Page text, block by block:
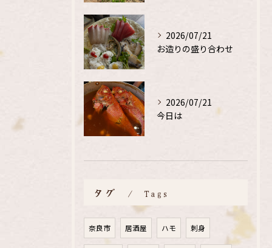
2026/07/21
お造りの盛り合わせ
2026/07/21
今日は
タグ Tags
奈良市 居酒屋 ハモ 刺身